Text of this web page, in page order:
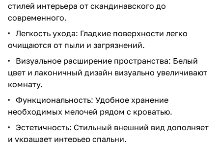
стилей интерьера от скандинавского до
современного.
Легкость ухода: Гладкие поверхности легко
очищаются от пыли и загрязнений.
Визуальное расширение пространства: Белый
цвет и лаконичный дизайн визуально увеличивают
комнату.
Функциональность: Удобное хранение
необходимых мелочей рядом с кроватью.
Эстетичность: Стильный внешний вид дополняет
и украшает интерьер спальни.